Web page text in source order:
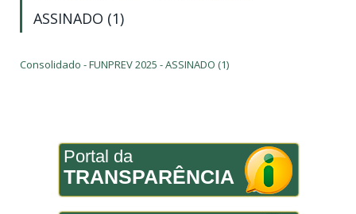
ASSINADO (1)
Consolidado - FUNPREV 2025 - ASSINADO (1)
Portal da
TRANSPARÊNCIA